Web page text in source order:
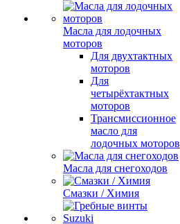
Масла для лодочных
моторов
Для двухтактных
моторов
Для
четырёхтактных
моторов
Трансмиссионное
масло для
лодочных моторов
Масла для снегоходов
Смазки / Химия